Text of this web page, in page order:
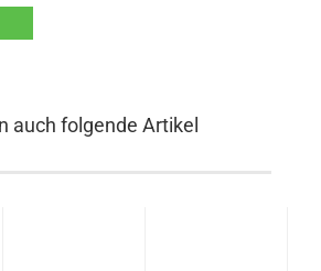
auch folgende Artikel